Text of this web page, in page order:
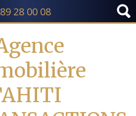
89 28 00 08